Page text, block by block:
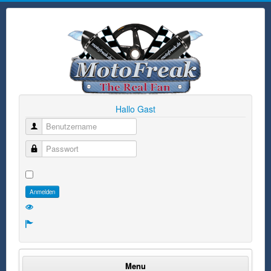
Hallo Gast
Benutzername
Passwort
Anmelden
Menu